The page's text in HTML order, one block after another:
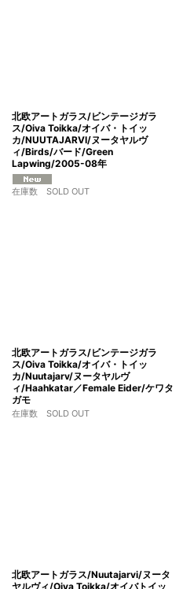
北欧アートガラス/ビンテージガラ
ス/Oiva Toikka/オイバ・トイッ
カ/NUUTAJARVI/ヌータヤルヴ
ィ/Birds/バード/Green
Lapwing/2005-08年
在庫数 SOLD OUT
北欧アートガラス/ビンテージガラ
ス/Oiva Toikka/オイバ・トイッ
カ/Nuutajarv/ヌータヤルヴ
ィ/Haahkatar／Female Eider/ケワタ
ガモ
在庫数 SOLD OUT
北欧アートガラス/Nuutajarvi/ヌータ
ヤルヴィ/Oiva Toikka/オイバトイッ